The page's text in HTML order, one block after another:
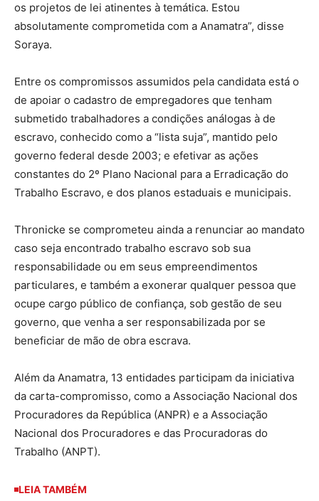
os projetos de lei atinentes à temática. Estou
absolutamente comprometida com a Anamatra”, disse
Soraya.
Entre os compromissos assumidos pela candidata está o
de apoiar o cadastro de empregadores que tenham
submetido trabalhadores a condições análogas à de
escravo, conhecido como a “lista suja”, mantido pelo
governo federal desde 2003; e efetivar as ações
constantes do 2º Plano Nacional para a Erradicação do
Trabalho Escravo, e dos planos estaduais e municipais.
Thronicke se comprometeu ainda a renunciar ao mandato
caso seja encontrado trabalho escravo sob sua
responsabilidade ou em seus empreendimentos
particulares, e também a exonerar qualquer pessoa que
ocupe cargo público de confiança, sob gestão de seu
governo, que venha a ser responsabilizada por se
beneficiar de mão de obra escrava.
Além da Anamatra, 13 entidades participam da iniciativa
da carta-compromisso, como a Associação Nacional dos
Procuradores da República (ANPR) e a Associação
Nacional dos Procuradores e das Procuradoras do
Trabalho (ANPT).
LEIA TAMBÉM